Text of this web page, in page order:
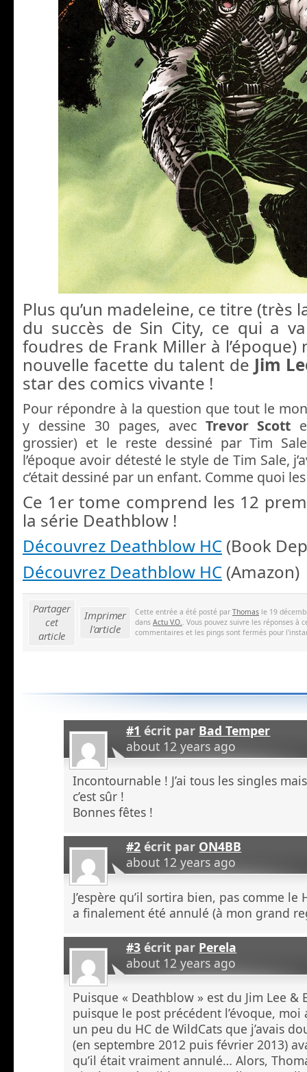
Plus qu’un madeleine, ce titre (très
du succès de Sin City, ce qui a
foudres de Frank Miller à l’époque)
nouvelle facette du talent de Jim
star des comics vivante !
Pour répondre à la question que tout le
y dessine 30 pages, avec Trevor Scott
grossier) et le reste dessiné par Tim
l’époque avoir détesté le style de Tim Sale,
c’était dessiné par un enfant. Comme quoi
Ce 1er tome comprend les 12
la série Deathblow !
Découvrez Deathblow HC (Book
Découvrez Deathblow HC (Amazon)
Partager
cet
article
Imprimer
l'article
Cette entrée a été posté par Thomas le 19
dans Actu V.O.
. Vous pouvez suivre les réponses à
commentaires et les pings sont fermés pour
#1 écrit par Bad Temper
about 12 years ago
Incontournable ! J’ai tous les singles
c’est sûr !
Bonnes fêtes !
#2 écrit par ON4BB
about 12 years ago
J’espère qu’il sortira bien, pas comme le
a finalement été annulé (à mon grand
#3 écrit par Perela
about 12 years ago
Puisque « Deathblow » est du Jim Lee &
puisque le post précédent l’évoque, moi
un peu du HC de WildCats que j’avais
(en septembre 2012 puis février 2013)
qu’il était vraiment annulé… Alors,